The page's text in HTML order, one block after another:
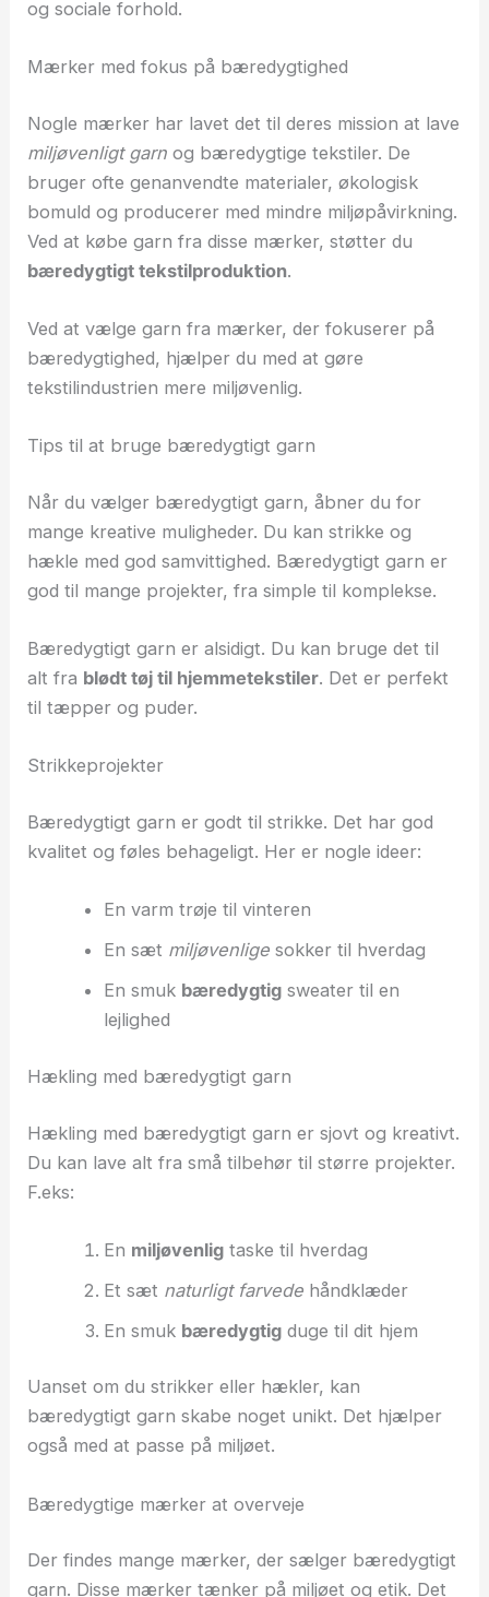
og sociale forhold.
Mærker med fokus på bæredygtighed
Nogle mærker har lavet det til deres mission at lave
miljøvenligt garn og bæredygtige tekstiler. De
bruger ofte genanvendte materialer, økologisk
bomuld og producerer med mindre miljøpåvirkning.
Ved at købe garn fra disse mærker, støtter du
bæredygtigt tekstilproduktion.
Ved at vælge garn fra mærker, der fokuserer på
bæredygtighed, hjælper du med at gøre
tekstilindustrien mere miljøvenlig.
Tips til at bruge bæredygtigt garn
Når du vælger bæredygtigt garn, åbner du for
mange kreative muligheder. Du kan strikke og
hækle med god samvittighed. Bæredygtigt garn er
god til mange projekter, fra simple til komplekse.
Bæredygtigt garn er alsidigt. Du kan bruge det til
alt fra blødt tøj til hjemmetekstiler. Det er perfekt
til tæpper og puder.
Strikkeprojekter
Bæredygtigt garn er godt til strikke. Det har god
kvalitet og føles behageligt. Her er nogle ideer:
En varm trøje til vinteren
En sæt miljøvenligesokker til hverdag
En smuk bæredygtigsweater til en
lejlighed
Hækling med bæredygtigt garn
Hækling med bæredygtigt garn er sjovt og kreativt.
Du kan lave alt fra små tilbehør til større projekter.
F.eks:
En miljøvenligtaske til hverdag
Et sæt naturligt farvedehåndklæder
En smuk bæredygtigduge til dit hjem
Uanset om du strikker eller hækler, kan
bæredygtigt garn skabe noget unikt. Det hjælper
også med at passe på miljøet.
Bæredygtige mærker at overveje
Der findes mange mærker, der sælger bæredygtigt
garn. Disse mærker tænker på miljøet og etik. Det